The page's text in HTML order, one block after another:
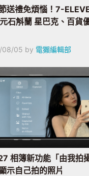
送禮免煩惱！7-
石斛蘭 星巴克、百貨
08/05 by 電獺編輯部
相簿新功能「由我拍
示自己拍的照片